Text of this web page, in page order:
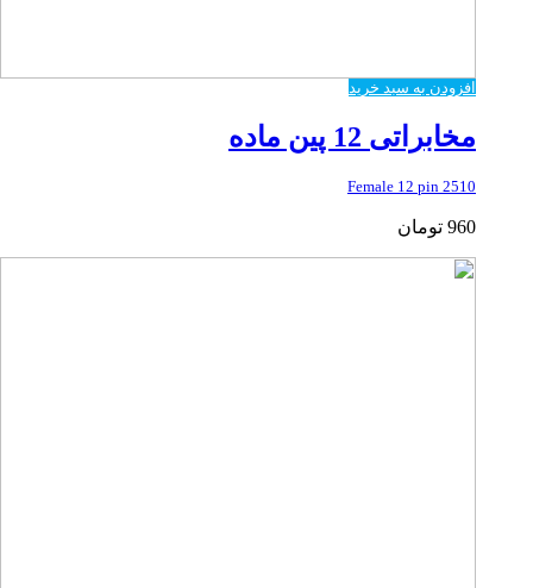
افزودن به سبد خرید
مخابراتی 12 پین ماده
2510 Female 12 pin
960 تومان